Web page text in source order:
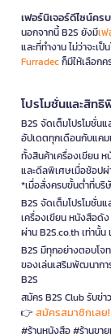
เฟอร์นิเจอร์ดีไซน์ค
นอกจากนี้ B2S ยังมีเฟ
และที่ทำงาน ไม่ว่าจะเ
Furradecก็มีให้เลือก
โปรโมชั่นและสิทธิ
B2S จัดเต็มโปรโมชั่น
อัปเดตทุกเดือนกับแค
ทั้งสินค้าเครื่องเขียน
และดีลพิเศษเมื่อช้อปผ่
*เมื่อสั่งครบขั้นต่ำที่บริ
B2S จัดเต็มโปรโมชั่น
เครื่องเขียน หนังสือดั
ผ่าน B2S.co.th เท่านั้
B2S มีทุกอย่างตอบโจ
ของเล่นเสริมพัฒนากา
B2S
สมัคร B2S Club รับข่า
👉 สมัครสมาชิกเลย!
#ร้านหนังสือ #ร้านขา